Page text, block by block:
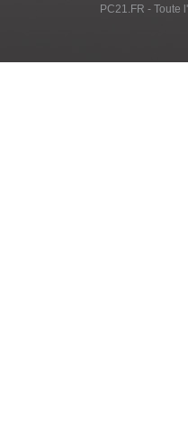
PC21.FR - Toute